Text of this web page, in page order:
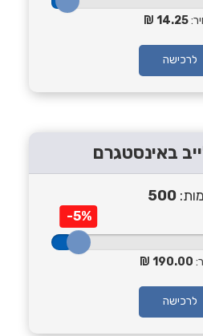
14.25
לרכישה
באינסטגרם
500
-5%
190.00
לרכישה